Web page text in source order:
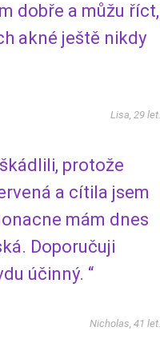
dobře a můžu říct,
akné ještě nikdy
Lisa, 29 let.
protože
a cítila jsem
mám dnes
Doporučuji
účinný. “
Nicholas, 41 let.